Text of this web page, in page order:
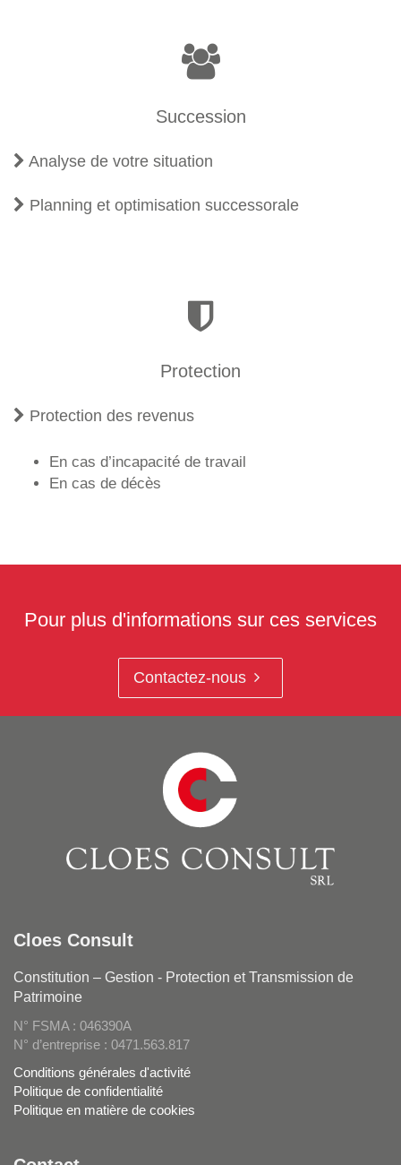
Succession
Analyse de votre situation
Planning et optimisation successorale
Protection
Protection des revenus
En cas d’incapacité de travail
En cas de décès
Pour plus d'informations sur ces services
Contactez-nous
Cloes Consult
Constitution – Gestion - Protection et Transmission de
Patrimoine
N° FSMA : 046390A
N° d’entreprise : 0471.563.817
Conditions générales d'activité
Politique de confidentialité
Politique en matière de cookies